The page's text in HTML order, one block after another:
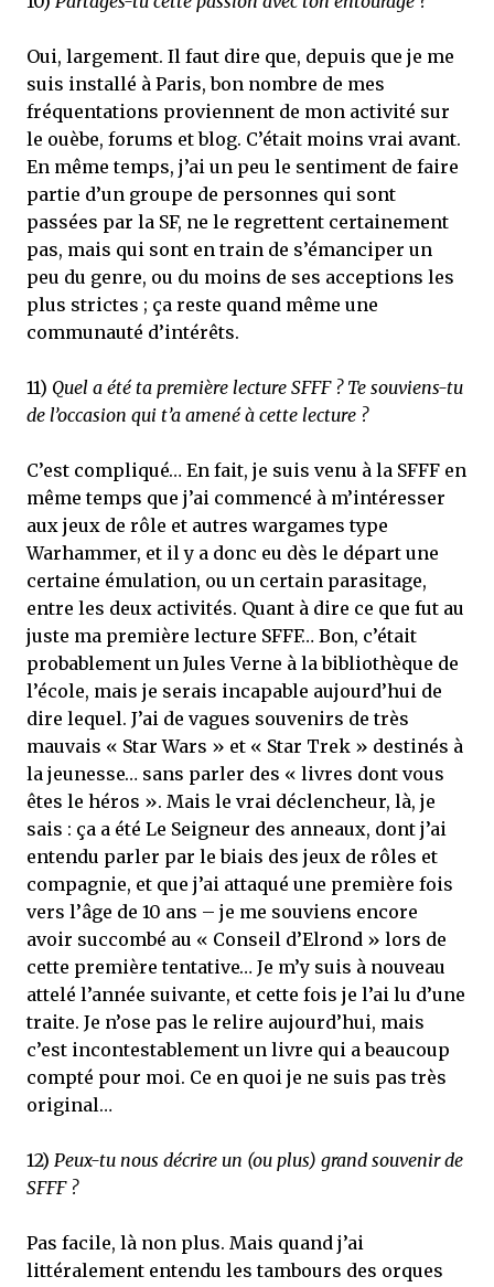
Oui, largement. Il faut dire que, depuis que je me
suis installé à Paris, bon nombre de mes
fréquentations proviennent de mon activité sur
le ouèbe, forums et blog. C’était moins vrai avant.
En même temps, j’ai un peu le sentiment de faire
partie d’un groupe de personnes qui sont
passées par la SF, ne le regrettent certainement
pas, mais qui sont en train de s’émanciper un
peu du genre, ou du moins de ses acceptions les
plus strictes ; ça reste quand même une
communauté d’intérêts.
11) Quel a été ta première lecture SFFF ? Te souviens-tu
de l’occasion qui t’a amené à cette lecture ?
C’est compliqué… En fait, je suis venu à la SFFF en
même temps que j’ai commencé à m’intéresser
aux jeux de rôle et autres wargames type
Warhammer, et il y a donc eu dès le départ une
certaine émulation, ou un certain parasitage,
entre les deux activités. Quant à dire ce que fut au
juste ma première lecture SFFF… Bon, c’était
probablement un Jules Verne à la bibliothèque de
l’école, mais je serais incapable aujourd’hui de
dire lequel. J’ai de vagues souvenirs de très
mauvais « Star Wars » et « Star Trek » destinés à
la jeunesse… sans parler des « livres dont vous
êtes le héros ». Mais le vrai déclencheur, là, je
sais : ça a été Le Seigneur des anneaux, dont j’ai
entendu parler par le biais des jeux de rôles et
compagnie, et que j’ai attaqué une première fois
vers l’âge de 10 ans – je me souviens encore
avoir succombé au « Conseil d’Elrond » lors de
cette première tentative… Je m’y suis à nouveau
attelé l’année suivante, et cette fois je l’ai lu d’une
traite. Je n’ose pas le relire aujourd’hui, mais
c’est incontestablement un livre qui a beaucoup
compté pour moi. Ce en quoi je ne suis pas très
original…
12) Peux-tu nous décrire un (ou plus) grand souvenir de
SFFF ?
Pas facile, là non plus. Mais quand j’ai
littéralement entendu les tambours des orques